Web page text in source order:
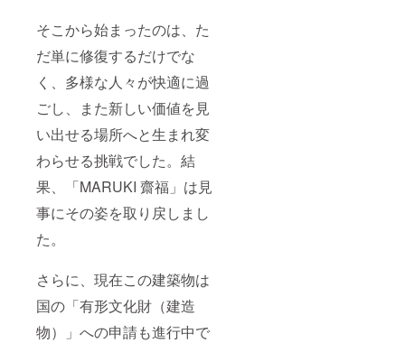
そこから始まったのは、た
だ単に修復するだけでな
く、多様な人々が快適に過
ごし、また新しい価値を見
い出せる場所へと生まれ変
わらせる挑戦でした。結
果、「MARUKI 齋福」は見
事にその姿を取り戻しまし
た。
さらに、現在この建築物は
国の「有形文化財（建造
物）」への申請も進行中で